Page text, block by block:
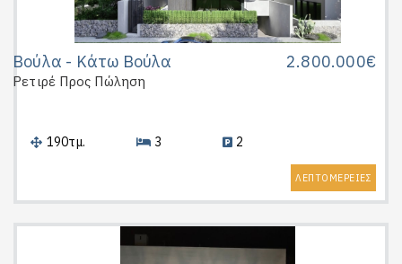
Βούλα - Κάτω Βούλα 2.800.000€
Ρετιρέ Προς Πώληση
190τμ. 3 2
ΛΕΠΤΟΜΕΡΕΙΕΣ